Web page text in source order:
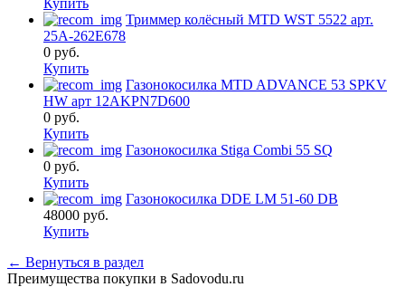
Триммер колёсный MTD WST 5522 арт.
25A-262E678
0 руб.
Купить
Газонокосилка MTD ADVANCE 53 SPKV
HW арт 12AKPN7D600
0 руб.
Купить
Газонокосилка Stiga Combi 55 SQ
0 руб.
Купить
Газонокосилка DDE LM 51-60 DB
48000 руб.
Купить
← Вернуться в раздел
Преимущества покупки в Sadovodu.ru